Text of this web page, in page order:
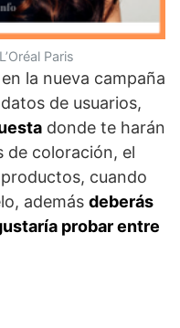
Paris
la nueva campaña
de usuarios,
donde te harán
de coloración, el
cuando
además deberás
probar entre